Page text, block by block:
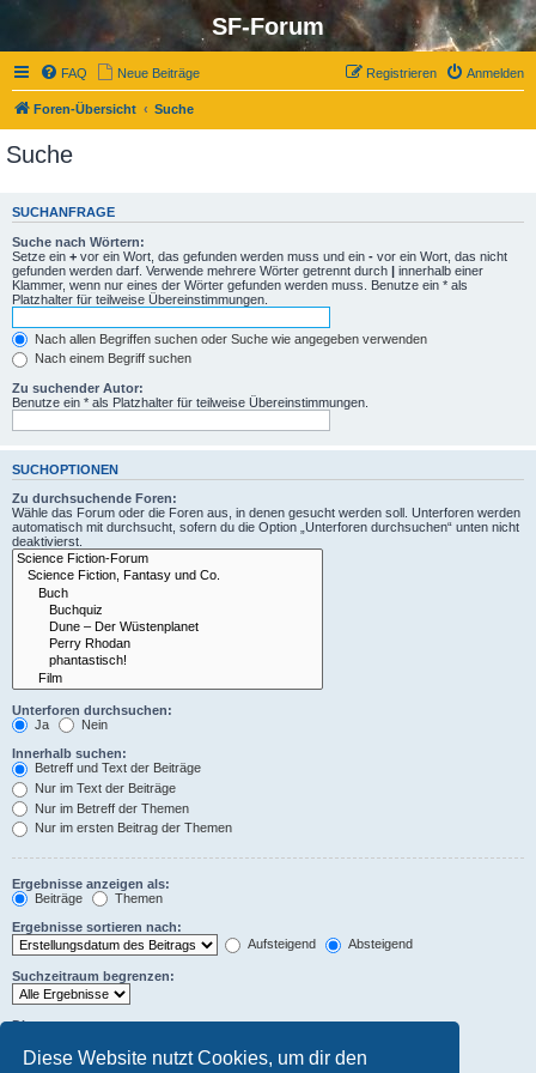
Diese Website nutzt Cookies, um dir den
SF-Forum
FAQ Neue Beiträge Anmelden
Registrieren
Foren-Übersicht Suche
Suche
SUCHANFRAGE
Suche nach Wörtern:
Setze ein + vor ein Wort, das gefunden werden muss und ein - vor ein Wort, das nicht
gefunden werden darf. Verwende mehrere Wörter getrennt durch | innerhalb einer
Klammer, wenn nur eines der Wörter gefunden werden muss. Benutze ein * als
Platzhalter für teilweise Übereinstimmungen.
Nach allen Begriffen suchen oder Suche wie angegeben verwenden
Nach einem Begriff suchen
Zu suchender Autor:
Benutze ein * als Platzhalter für teilweise Übereinstimmungen.
SUCHOPTIONEN
Zu durchsuchende Foren:
Wähle das Forum oder die Foren aus, in denen gesucht werden soll. Unterforen werden
automatisch mit durchsucht, sofern du die Option „Unterforen durchsuchen“ unten nicht
deaktivierst.
Unterforen durchsuchen:
Ja
Nein
Innerhalb suchen:
Betreff und Text der Beiträge
Nur im Text der Beiträge
Nur im Betreff der Themen
Nur im ersten Beitrag der Themen
Ergebnisse anzeigen als:
Beiträge
Themen
Ergebnisse sortieren nach:
Aufsteigend
Absteigend
Suchzeitraum begrenzen:
Die ersten:
Zeichen der Beiträge anzeigen